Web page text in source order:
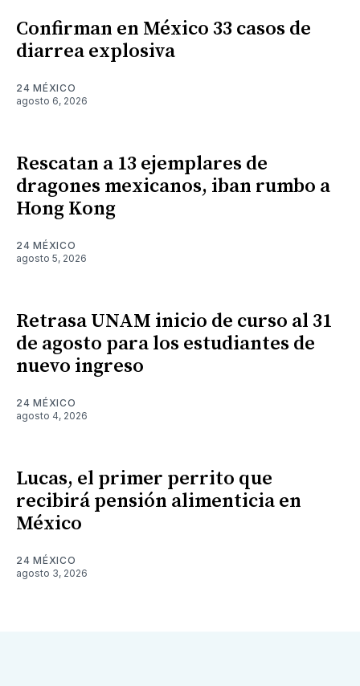
Confirman en México 33 casos de
diarrea explosiva
24 MÉXICO
agosto 6, 2026
Rescatan a 13 ejemplares de
dragones mexicanos, iban rumbo a
Hong Kong
24 MÉXICO
agosto 5, 2026
Retrasa UNAM inicio de curso al 31
de agosto para los estudiantes de
nuevo ingreso
24 MÉXICO
agosto 4, 2026
Lucas, el primer perrito que
recibirá pensión alimenticia en
México
24 MÉXICO
agosto 3, 2026